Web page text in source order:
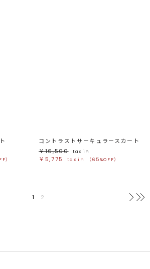
）
コントラストサーキュラースカート
￥16,500
tax in
￥5,775 tax in （65%OFF）
1 2 次へ